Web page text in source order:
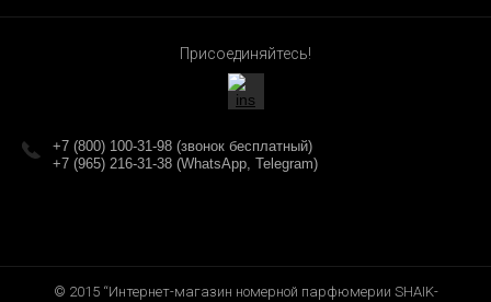
Присоединяйтесь!
+7 (800) 100-31-98 (звонок бесплатный)
+7 (965) 216-31-38 (WhatsApp, Telegram)
© 2015 “Интернет-магазин номерной парфюмерии SHAIK-